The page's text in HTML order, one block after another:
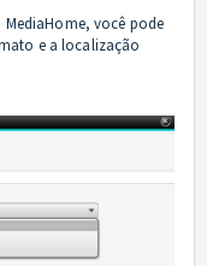
você pode
e a localização